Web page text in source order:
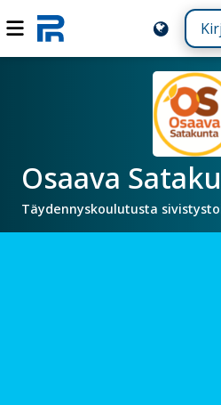
Osaava
Täydennyskoulutusta